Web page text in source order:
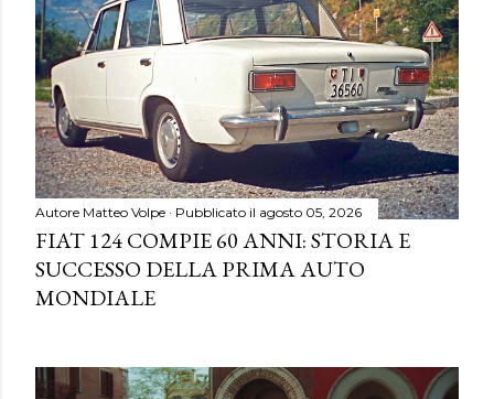
Autore Matteo Volpe Pubblicato il agosto 05, 2026
FIAT 124 COMPIE 60 ANNI: STORIA E
SUCCESSO DELLA PRIMA AUTO
MONDIALE